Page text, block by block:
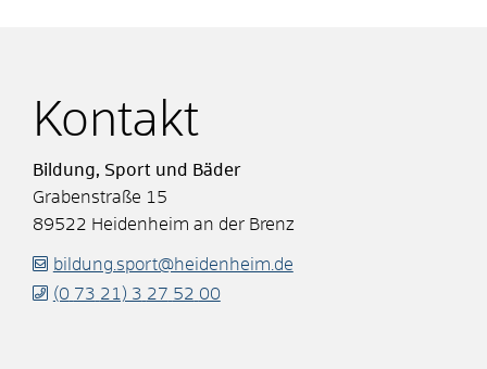
Kontakt
Bildung, Sport und Bäder
Grabenstraße 15
89522 Heidenheim an der Brenz
bildung.sport@heidenheim.de
(0 73 21) 3 27 52 00